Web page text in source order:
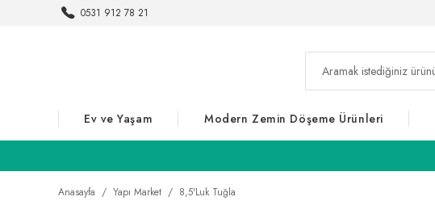
0531 912 78 21
Ev ve Yaşam Modern Zemin Döşeme Ürünleri
Anasayfa Yapı Market 8,5'Luk Tuğla